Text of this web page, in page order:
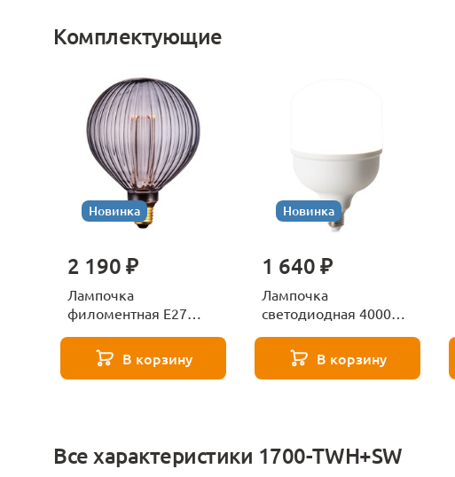
Комплектующие
Новинка
2 190 ₽
Лампочка
филоментная Е27
8529
В корзину
Новинка
1 640 ₽
Лампочка
светодиодная 4000К
271 8589В корзину
Все характеристики 1700-TWH+SW